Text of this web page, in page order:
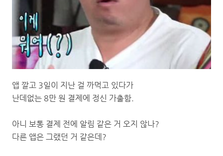
앱 깔고 3일이 지난 걸 까먹고 있다가
난데없는 8만 원 결제에 정신 가출함.
아니 보통 결제 전에 알림 같은 거 오지 않나?
다른 앱은 그랬던 거 같은데?